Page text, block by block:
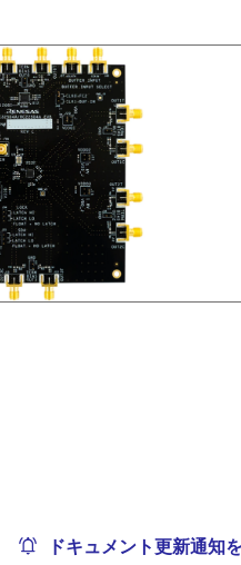
ドキュメント更新通知